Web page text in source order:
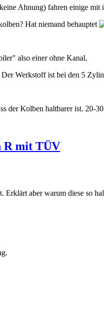
Ahnung) fahren einige mit
Hat niemand behauptet
also einer ohne Kanal.
Werkstoff ist bei den 5
der Kolben haltbarer ist. 20-
R mit TÜV
aber warum diese so